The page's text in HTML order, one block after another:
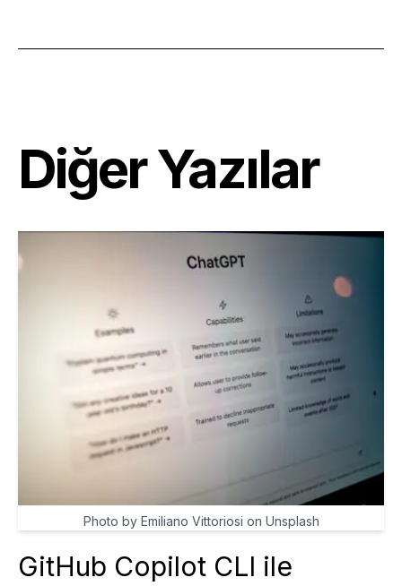
Diğer Yazılar
Photo by Emiliano Vittoriosi on Unsplash
GitHub Copilot CLI ile